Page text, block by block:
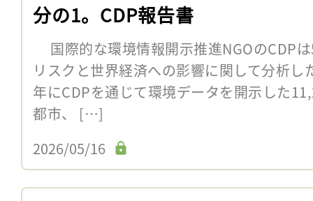
分の1。CDP報告書
国際的な環境情報開示推進NGOのCDP
リスクと世界経済への影響に関して分析
年にCDPを通じて環境データを開示した
都市、 […]
2026/05/16